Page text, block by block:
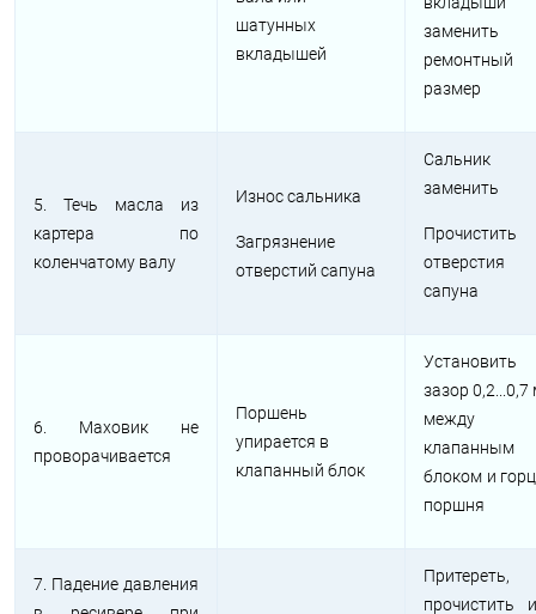
шатунных
вкладышей
заменить
ремонтный
размер
5. Течь масла из
картера по
коленчатому валу
Износ сальника
Загрязнение
отверстий сапуна
Сальник
заменить
Прочистить
отверстия
сапуна
6. Маховик не
проворачивается
Поршень
упирается в
клапанный блок
Установить
зазор
между
клапанным
блоком и
поршня
7. Падение давления
Притереть,
прочистить